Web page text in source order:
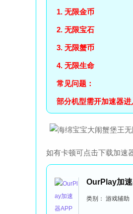
1. 无限金币
2. 无限宝石
3. 无限蟹币
4. 无限生命
常见问题：
部分机型需开加速器进
如有卡顿可点击下载加速
OurPlay加
类别： 游戏辅